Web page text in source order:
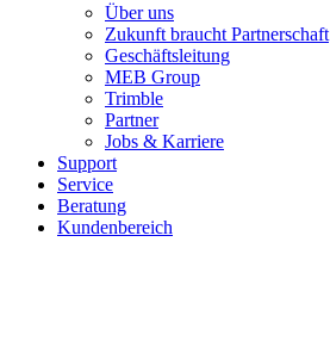
Über uns
Zukunft braucht Partnerschaft
Geschäftsleitung
MEB Group
Trimble
Partner
Jobs & Karriere
Support
Service
Beratung
Kundenbereich